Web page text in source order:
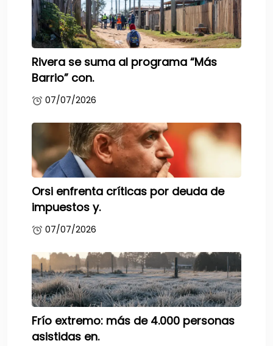
Rivera se suma al programa “Más
Barrio” con.
07/07/2026
Orsi enfrenta críticas por deuda de
impuestos y.
07/07/2026
Frío extremo: más de 4.000 personas
asistidas en.